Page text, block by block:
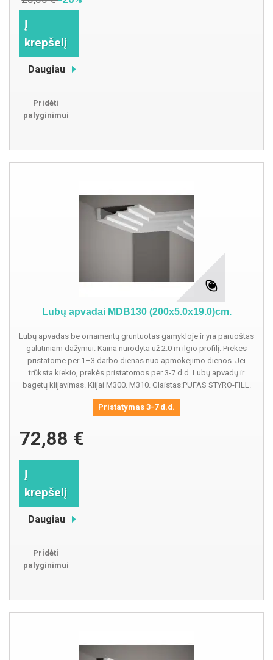
Į
krepšelį
Daugiau
Pridėti
palyginimui
Lubų apvadai MDB130 (200x5.0x19.0)cm.
Lubų apvadas be ornamentų gruntuotas gamykloje ir yra paruoštas
galutiniam dažymui. Kaina nurodyta už 2.0 m ilgio profilį. Prekes
pristatome per 1–3 darbo dienas nuo apmokėjimo dienos. Jei
trūksta kiekio, prekės pristatomos per 3-7 d.d. Lubų apvadų ir
bagetų klijavimas. Klijai M300. M310. Glaistas:PUFAS STYRO-FILL.
Pristatymas 3-7 d.d.
72,88 €
Į
krepšelį
Daugiau
Pridėti
palyginimui